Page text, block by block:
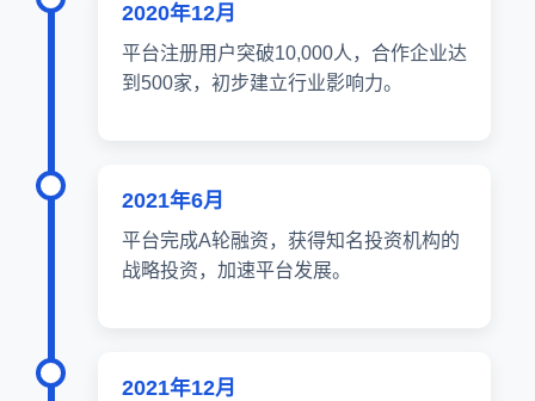
2020年12月
平台注册用户突破10,000人，合作企业达
到500家，初步建立行业影响力。
2021年6月
平台完成A轮融资，获得知名投资机构的
战略投资，加速平台发展。
2021年12月